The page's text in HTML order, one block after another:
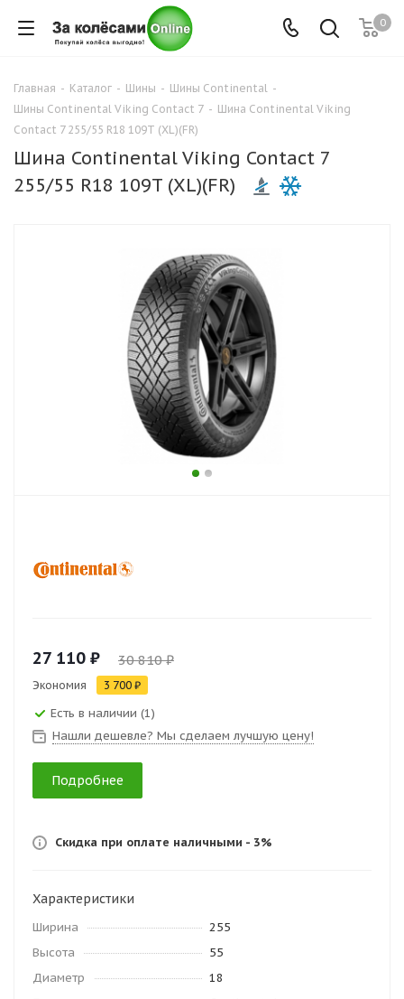
0
Главная - Каталог - Шины - Шины Continental -
Шины Continental Viking Contact 7 - Шина Continental Viking
Contact 7 255/55 R18 109T (XL)(FR)
Шина Continental Viking Contact 7
255/55 R18 109T (XL)(FR)
27 110 ₽ 30 810 ₽
Экономия 3 700 ₽
Есть в наличии (1)
Нашли дешевле? Мы сделаем лучшую цену!
Подробнее
Скидка при оплате наличными - 3%
Характеристики
Ширина
255
Высота
55
Диаметр
18